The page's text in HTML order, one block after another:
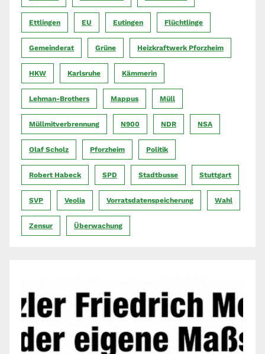
Ettlingen EU Eutingen Flüchtlinge
Gemeinderat Grüne Heizkraftwerk Pforzheim
HKW Karlsruhe Kämmerin
Lehman-Brothers Mappus Müll
Müllmitverbrennung N900 NDR NSA
Olaf Scholz Pforzheim Politik
Robert Habeck SPD Stadtbusse Stuttgart
SVP Veolia Vorratsdatenspeicherung Wahl
Zensur Überwachung